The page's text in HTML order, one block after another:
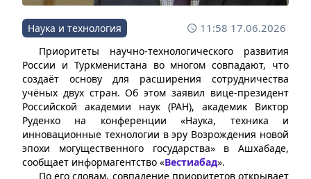
Наука и технология 11:58 17.06.2026
Приоритеты научно-технологического развития
России и Туркменистана во многом совпадают, что
создаёт основу для расширения сотрудничества
учёных двух стран. Об этом заявил вице-президент
Российской академии наук (РАН), академик Виктор
Руденко на конференции «Наука, техника и
инновационные технологии в эру Возрождения новой
эпохи могущественного государства» в Ашхабаде,
сообщает информагентство «Вестиабад».
По его словам, совпадение приоритетов открывает